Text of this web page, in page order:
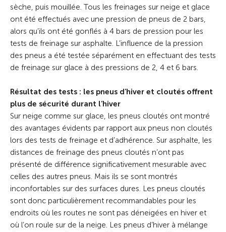
sèche, puis mouillée. Tous les freinages sur neige et glace
ont été effectués avec une pression de pneus de 2 bars,
alors qu’ils ont été gonflés à 4 bars de pression pour les
tests de freinage sur asphalte. L’influence de la pression
des pneus a été testée séparément en effectuant des tests
de freinage sur glace à des pressions de 2, 4 et 6 bars.
Résultat des tests : les pneus d’hiver et cloutés offrent
plus de sécurité durant l’hiver
Sur neige comme sur glace, les pneus cloutés ont montré
des avantages évidents par rapport aux pneus non cloutés
lors des tests de freinage et d’adhérence. Sur asphalte, les
distances de freinage des pneus cloutés n’ont pas
présenté de différence significativement mesurable avec
celles des autres pneus. Mais ils se sont montrés
inconfortables sur des surfaces dures. Les pneus cloutés
sont donc particulièrement recommandables pour les
endroits où les routes ne sont pas déneigées en hiver et
où l’on roule sur de la neige. Les pneus d’hiver à mélange